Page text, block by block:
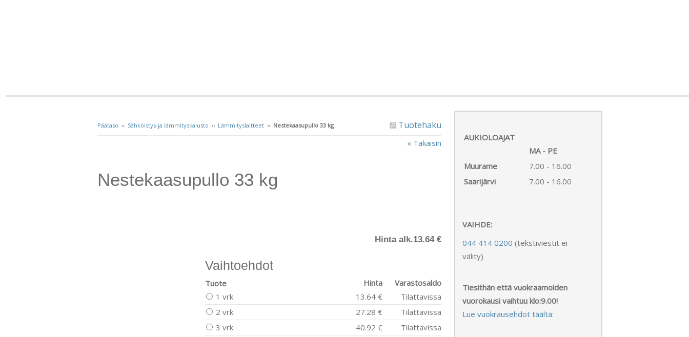
Tuotehaku
Päätaso ›› Sähköistys-ja lämmityskalusto ›› Lämmityslaitteet›› Nestekaasupullo 33 kg
« Takaisin
Nestekaasupullo 33 kg
Hinta alk.13.64 €
Vaihtoehdot
Tuote Hinta
Varastosaldo
1 vrk
13.64 €
Tilattavissa
2 vrk
27.28 €
Tilattavissa
3 vrk
40.92 €
Tilattavissa
AUKIOLOAJAT
MA - PE
Muurame
7.00 - 16.00
Saarijärvi
7.00 - 16.00
VAIHDE:
044 414 0200 (tekstiviestit ei
välity)
Tiesithän että vuokraamoiden
vuorokausi vaihtuu klo:9.00!
Lue vuokrausehdot täältä: